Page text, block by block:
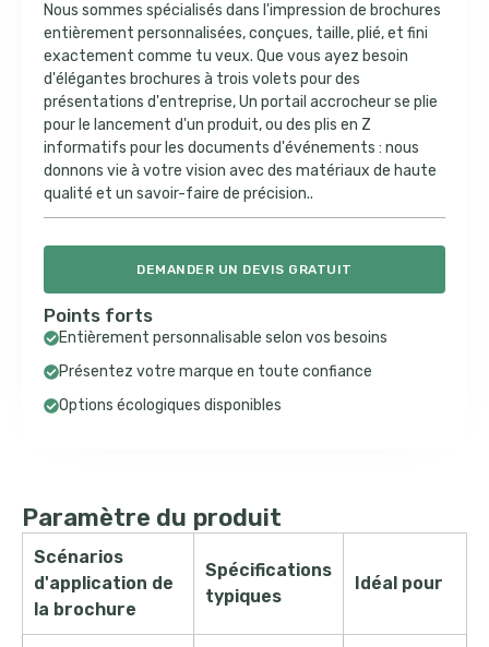
Nous sommes spécialisés dans l'impression de brochures
entièrement personnalisées, conçues, taille, plié, et fini
exactement comme tu veux. Que vous ayez besoin
d'élégantes brochures à trois volets pour des
présentations d'entreprise, Un portail accrocheur se plie
pour le lancement d'un produit, ou des plis en Z
informatifs pour les documents d'événements : nous
donnons vie à votre vision avec des matériaux de haute
qualité et un savoir-faire de précision..
DEMANDER UN DEVIS GRATUIT
Points forts
Entièrement personnalisable selon vos besoins
Présentez votre marque en toute confiance
Options écologiques disponibles
Paramètre du produit
Scénarios
d'application de
la brochure
Spécifications
typiques
Idéal pour